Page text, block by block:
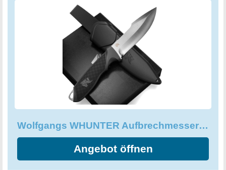
werden kann. Das Wolfgangs WHUNTER Aufbrechmesser
Jagdmesser ist die ideale Lösung für anspruchsvolle und
raue Arbeiten bei der Jagd oder beim Angeln.
Wolfgangs WHUNTER Aufbrechmesser Jagdmesser feststehende Klinge
Angebot öffnen